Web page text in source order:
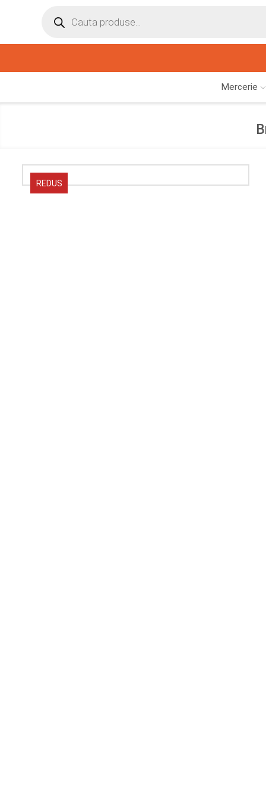
Mercerie
REDUS